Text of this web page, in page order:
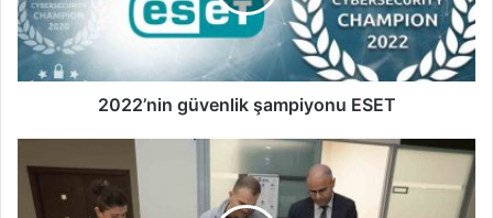
2022’nin güvenlik şampiyonu ESET
30.
Meslek